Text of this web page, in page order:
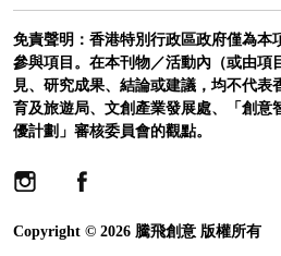
免責聲明：香港特別行政區政府僅為本
參與項目。在本刊物／活動內（或由項
見、研究成果、結論或建議，均不代表
育及旅遊局、文創產業發展處、「創意
優計劃」審核委員會的觀點。
Copyright © 2026 騰飛創意 版權所有